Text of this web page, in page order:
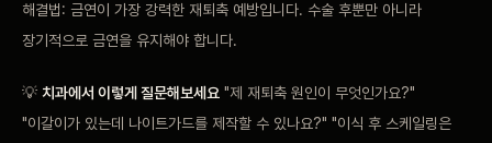
해결법: 금연이 가장 강력한 재퇴축 예방입니다. 수술 후뿐만 아니라
장기적으로 금연을 유지해야 합니다.
💡 치과에서 이렇게 질문해보세요 "제 재퇴축 원인이 무엇인가요?"
"이갈이가 있는데 나이트가드를 제작할 수 있나요?" "이식 후 스케일링은